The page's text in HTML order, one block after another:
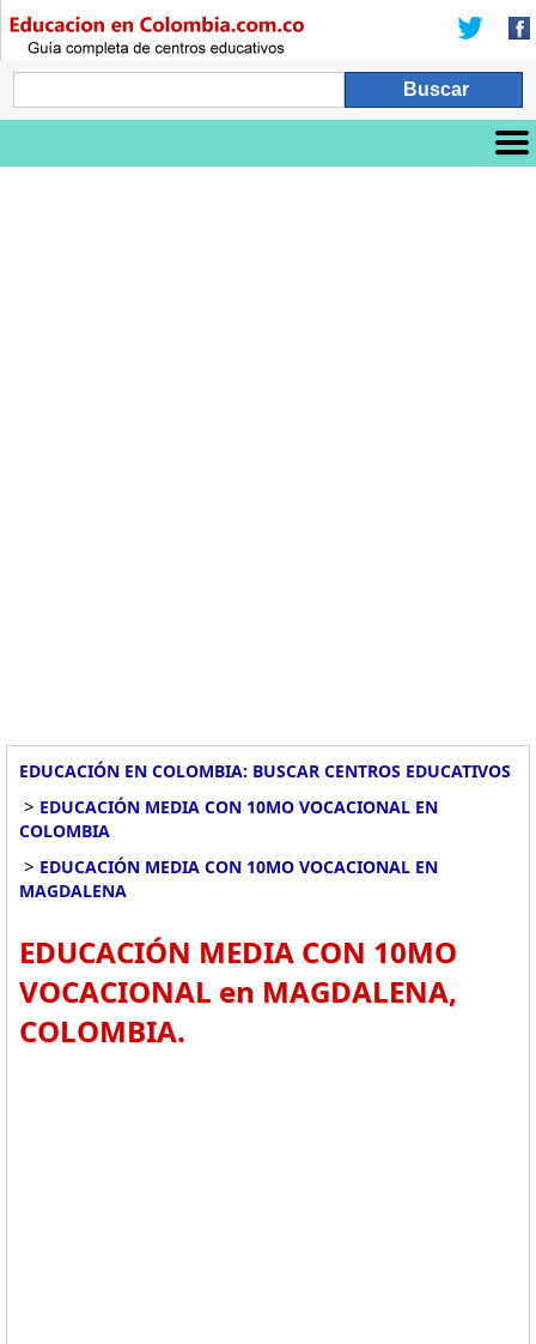
EDUCACIÓN EN COLOMBIA: BUSCAR CENTROS EDUCATIVOS
> EDUCACIÓN MEDIA CON 10MO VOCACIONAL EN
COLOMBIA
> EDUCACIÓN MEDIA CON 10MO VOCACIONAL EN
MAGDALENA
EDUCACIÓN MEDIA CON 10MO
VOCACIONAL en MAGDALENA,
COLOMBIA.